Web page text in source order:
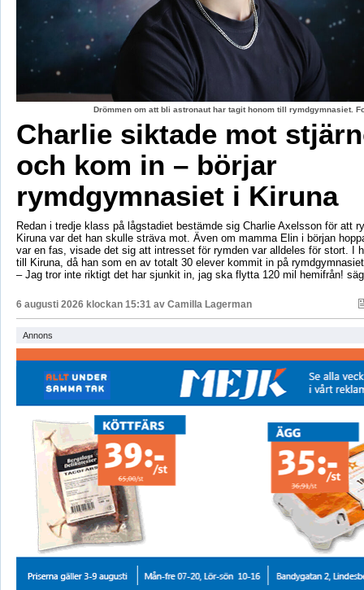
Drömmen om att bli astronaut har tagit honom till rymdgymnasiet.
Charlie siktade mot
och kom in – börjar
rymdgymnasiet i Kiruna
Redan i tredje klass på lågstadiet bestämde sig Charlie Axelsson för att
Kiruna var det han skulle sträva mot. Även om mamma Elin i början
var en fas, visade det sig att intresset för rymden var alldeles för stort. I
till Kiruna, då han som en av totalt 30 elever kommit in på
– Jag tror inte riktigt det har sjunkit in, jag ska flytta 120 mil hemifrån!
6 augusti 2026 klockan 15:31 av Camilla Lagerman
Annons